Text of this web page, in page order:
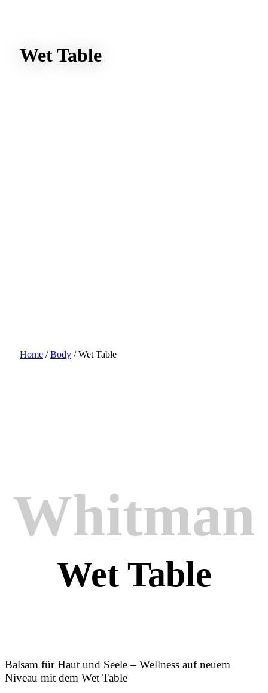
Wet Table
Home /Body /Wet Table
Whitman
Wet Table
Balsam für Haut und Seele – Wellness auf neuem
Niveau mit dem Wet Table